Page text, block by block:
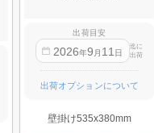
出荷目安
2026年9 月 11 日
迄に
出荷
出荷オプションについて
壁掛け535x380mm